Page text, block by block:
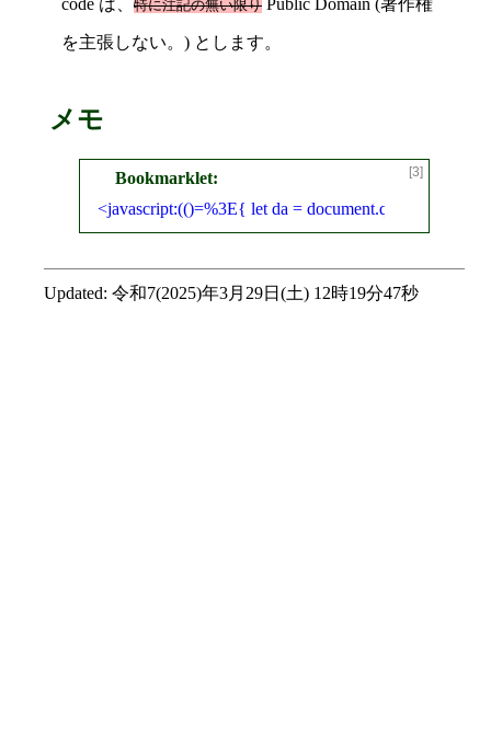
code は、 特に注記の無い限り Public Domain (著作権
を主張しない。) とします。
メモ
[3]
javascript:(()=%3E{ let da =
Updated: 令和7(2025)年3月29日(土) 12時19分47秒